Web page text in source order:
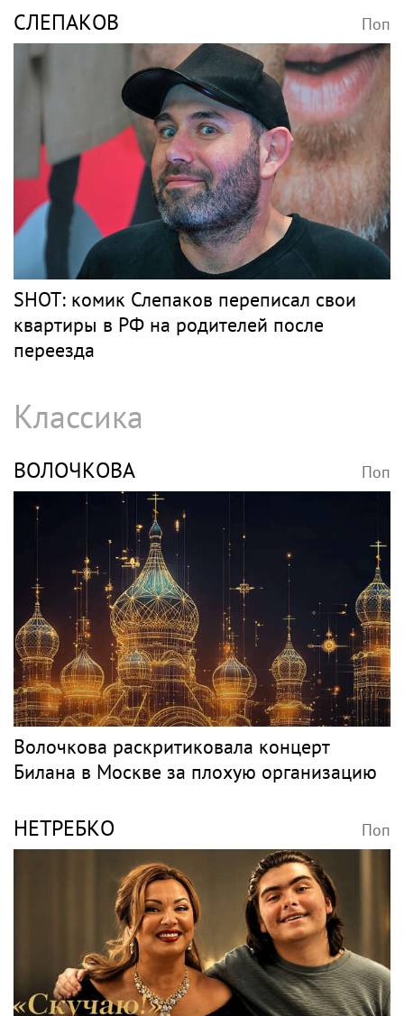
СЛЕПАКОВ Поп
SHOT: комик Слепаков переписал свои
квартиры в РФ на родителей после
переезда
Классика
ВОЛОЧКОВА Поп
Волочкова раскритиковала концерт
Билана в Москве за плохую организацию
НЕТРЕБКО Поп